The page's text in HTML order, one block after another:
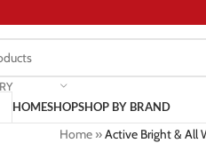
HOMESHOPSHOP BY BRAND
Home»Active Bright & All